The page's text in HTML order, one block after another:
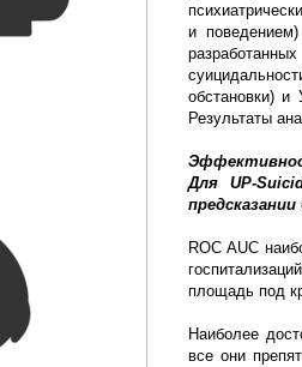
и
обстановки) и
Результаты
Для UP-
ROC AUC
площадь под
Наиболее
все они